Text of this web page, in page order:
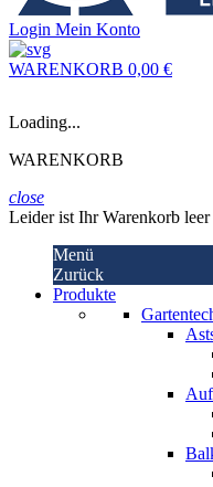
Login Mein Konto
WARENKORB 0,00 €
Loading...
WARENKORB
close
Leider ist Ihr Warenkorb leer
Menü
Zurück
Produkte